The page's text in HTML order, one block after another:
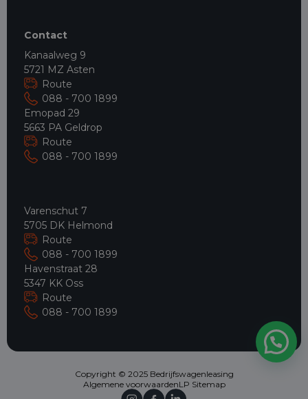
Contact
Kanaalweg 9
5721 MZ Asten
Route
088 - 700 1899
Emopad 29
5663 PA Geldrop
Route
088 - 700 1899
Varenschut 7
5705 DK Helmond
Route
088 - 700 1899
Havenstraat 28
5347 KK Oss
Route
088 - 700 1899
Copyright © 2025 Bedrijfswagenleasing
Algemene voorwaardenLP Sitemap